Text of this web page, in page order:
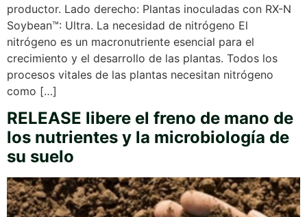
productor. Lado derecho: Plantas inoculadas con RX-N
Soybean™: Ultra. La necesidad de nitrógeno El
nitrógeno es un macronutriente esencial para el
crecimiento y el desarrollo de las plantas. Todos los
procesos vitales de las plantas necesitan nitrógeno
como […]
RELEASE libere el freno de mano de
los nutrientes y la microbiología de
su suelo